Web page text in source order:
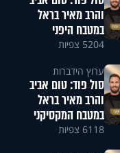
והרב מאיר בראל
במטבח היפני
5204 צפיות
ערוץ הידברות
סול פוד: טום אביב
והרב מאיר בראל
במטבח המקסיקני
6118 צפיות